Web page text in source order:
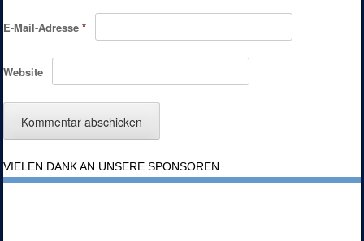
E-Mail-Adresse*
Website
VIELEN DANK AN UNSERE SPONSOREN